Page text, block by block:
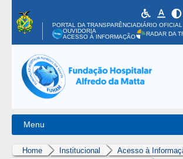
PORTAL DA TRANSPARÊNCIADIÁRIO OFICIAL
OUVIDORIA
ACESSO À INFORMAÇÃO
RADAR DA
Menu
Institucional Controle Interno Ouvidoria
Home Institucional
Acesso à